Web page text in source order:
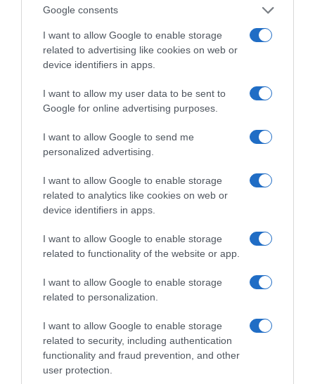
Google consents
I want to allow Google to enable storage
related to advertising like cookies on web or
device identifiers in apps.
I want to allow my user data to be sent to
Google for online advertising purposes.
I want to allow Google to send me
personalized advertising.
I want to allow Google to enable storage
related to analytics like cookies on web or
device identifiers in apps.
I want to allow Google to enable storage
related to functionality of the website or app.
I want to allow Google to enable storage
related to personalization.
I want to allow Google to enable storage
related to security, including authentication
functionality and fraud prevention, and other
user protection.
Ορθόδοξοι υπάρχουν και στα Βαλκάνια, κύριοι του
ΥΠΕΞ!
Ξύπνησαν, αλλά για τους λάθος λόγους…
Μεταμόρφωση του Σωτήρος: Τα έθιμα, ο
συμβολισμός και η αλλαγή του καιρού
Ήλιος και μάτια: Ο αόρατος κίνδυνος του
καλοκαιριού για την όραση
ΤΟ ΒΙΒΛΙΟ ΣΤΟ “Π”